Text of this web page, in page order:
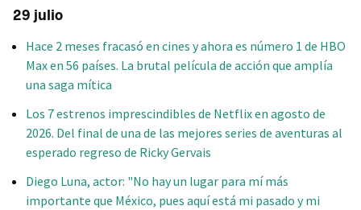
29 julio
Hace 2 meses fracasó en cines y ahora es número 1 de HBO
Max en 56 países. La brutal película de acción que amplía
una saga mítica
Los 7 estrenos imprescindibles de Netflix en agosto de
2026. Del final de una de las mejores series de aventuras al
esperado regreso de Ricky Gervais
Diego Luna, actor: "No hay un lugar para mí más
importante que México, pues aquí está mi pasado y mi